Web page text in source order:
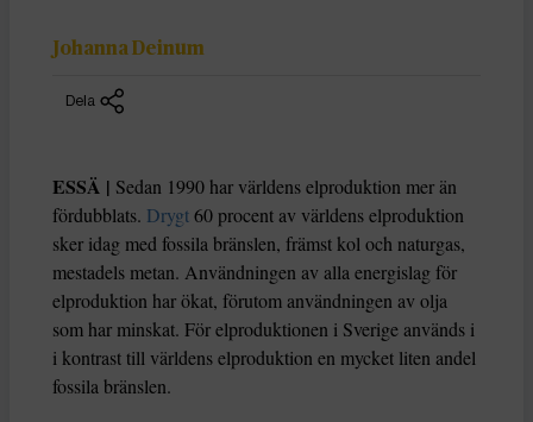
Johanna Deinum
Dela
ESSÄ | Sedan 1990 har världens elproduktion mer än
fördubblats. Drygt60 procent av världens elproduktion
sker idag med fossila bränslen, främst kol och naturgas,
mestadels metan. Användningen av alla energislag för
elproduktion har ökat, förutom användningen av olja
som har minskat. För elproduktionen i Sverige används i
i kontrast till världens elproduktion en mycket liten andel
fossila bränslen.